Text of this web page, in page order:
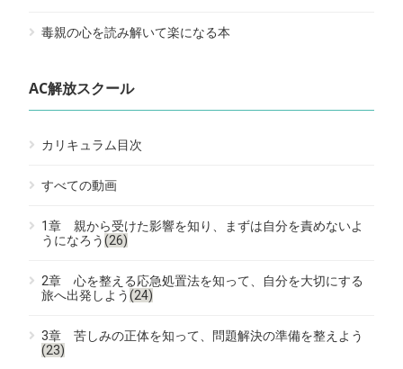
毒親の心を読み解いて楽になる本
AC解放スクール
カリキュラム目次
すべての動画
1章 親から受けた影響を知り、まずは自分を責めないよ
うになろう(26)
2章 心を整える応急処置法を知って、自分を大切にする
旅へ出発しよう(24)
3章 苦しみの正体を知って、問題解決の準備を整えよう
(23)